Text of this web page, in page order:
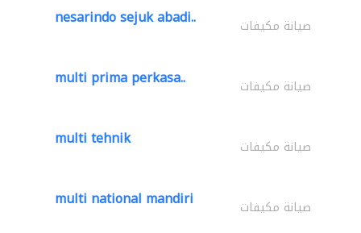
nesarindo sejuk abadi.. صيانة مكيفات
multi prima perkasa.. صيانة مكيفات
multi tehnik صيانة مكيفات
multi national mandiri صيانة مكيفات